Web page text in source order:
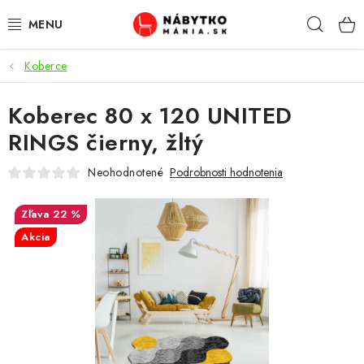
na
VÝPREDAJ
NOVINKY
OBÝVACIA IZBA
SPÁĽŇA
PRACOVŇA / KANCELÁRIA
Koberce
Koberec 80 x 120 UNITED
RINGS čierny, žltý
Neohodnotené Podrobnosti hodnotenia
22 %
Akcia